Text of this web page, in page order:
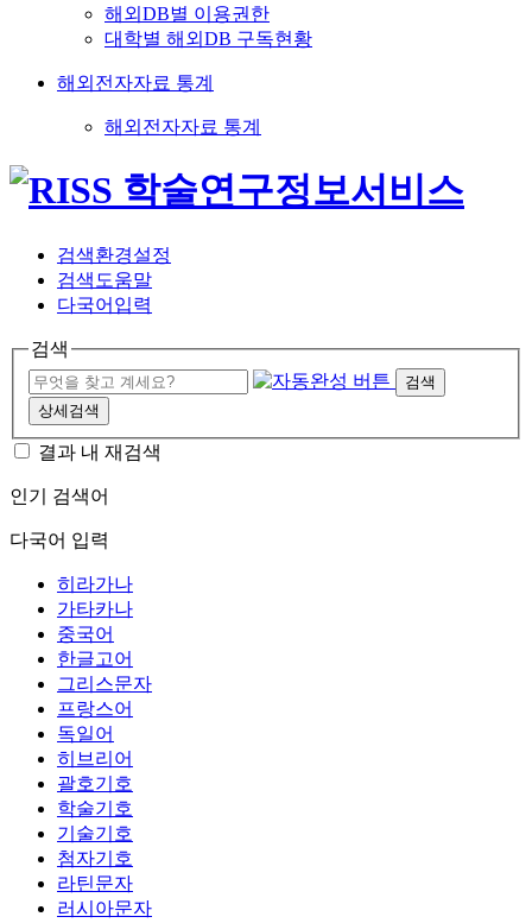
해외DB별 이용권한
대학별 해외DB 구독현황
해외전자자료 통계
해외전자자료 통계
검색환경설정
검색도움말
다국어입력
검색
검색
상세검색
결과 내 재검색
인기 검색어
다국어 입력
히라가나
가타카나
중국어
한글고어
그리스문자
프랑스어
독일어
히브리어
괄호기호
학술기호
기술기호
첨자기호
라틴문자
러시아문자